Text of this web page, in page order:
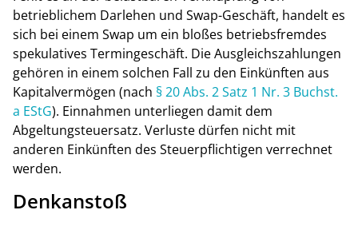
betrieblichem Darlehen und Swap-Geschäft, handelt es
sich bei einem Swap um ein bloßes betriebsfremdes
spekulatives Termingeschäft. Die Ausgleichszahlungen
gehören in einem solchen Fall zu den Einkünften aus
Kapitalvermögen (nach § 20 Abs. 2 Satz 1 Nr. 3 Buchst.
a EStG). Einnahmen unterliegen damit dem
Abgeltungsteuersatz. Verluste dürfen nicht mit
anderen Einkünften des Steuerpflichtigen verrechnet
werden.
Denkanstoß